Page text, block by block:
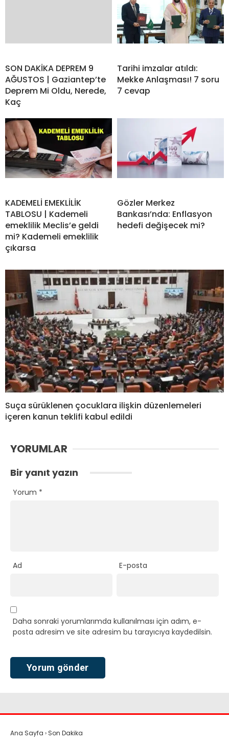
SON DAKİKA DEPREM 9
AĞUSTOS | Gaziantep’te
Deprem Mi Oldu, Nerede,
Kaç
Tarihi imzalar atıldı:
Mekke Anlaşması! 7 soru
7 cevap
KADEMELİ EMEKLİLİK
TABLOSU | Kademeli
emeklilik Meclis’e geldi
mi? Kademeli emeklilik
çıkarsa
Gözler Merkez
Bankası’nda: Enflasyon
hedefi değişecek mi?
Suça sürüklenen çocuklara ilişkin düzenlemeleri
içeren kanun teklifi kabul edildi
YORUMLAR
Bir yanıt yazın
Yorum *
Ad E-posta
Daha sonraki yorumlarımda kullanılması için adım, e-
posta adresim ve site adresim bu tarayıcıya kaydedilsin.
Ana Sayfa › Son Dakika